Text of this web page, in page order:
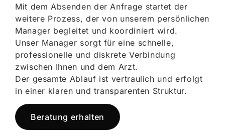
Mit dem Absenden der Anfrage startet der
weitere Prozess, der von unserem persönlichen
Manager begleitet und koordiniert wird.
Unser Manager sorgt für eine schnelle,
professionelle und diskrete Verbindung
zwischen Ihnen und dem Arzt.
Der gesamte Ablauf ist vertraulich und erfolgt
in einer klaren und transparenten Struktur.
Beratung erhalten